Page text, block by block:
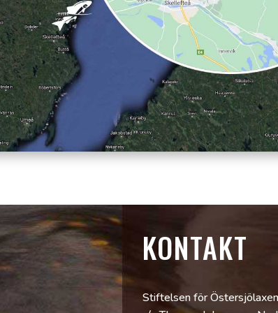
KONTAKT
Stiftelsen för Östersjölaxen